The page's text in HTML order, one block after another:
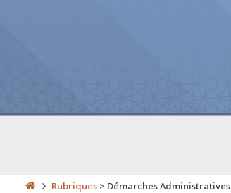
Rubriques> Démarches Administratives